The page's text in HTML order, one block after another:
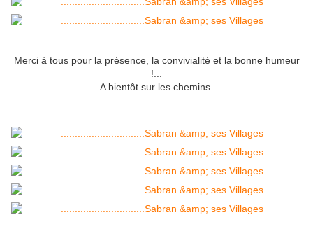
Merci à tous pour la présence, la convivialité et la bonne humeur
!...
A bientôt sur les chemins.